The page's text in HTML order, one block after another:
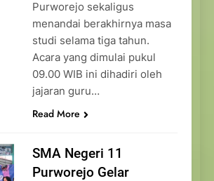
Purworejo sekaligus
menandai berakhirnya masa
studi selama tiga tahun.
Acara yang dimulai pukul
09.00 WIB ini dihadiri oleh
jajaran guru…
Read More
SMA Negeri 11
Purworejo Gelar